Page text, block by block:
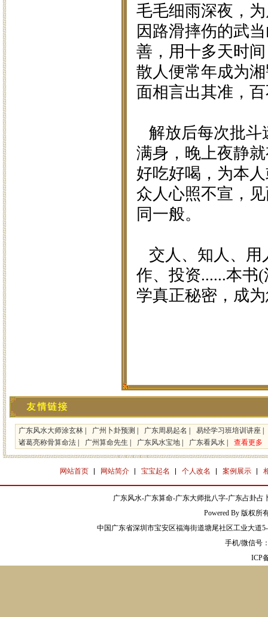
毛毛细雨深夜，
因路滑摔伤的武
善，用十多天时
散人便常年成为
面相言出其准，
解放后每次批斗
满身，晚上夜静
好吃好喝，为本
众人心照不宣，
同一般。
交人、知人、用
作、投资......本书(
学真正秘密，成
广东风水大师涂玄林 广州卜卦预测 广东周易起名 易经学习班培训讲座
诸葛亮称骨算命法
广州算命先生 广东风水宝地 广东看风水 查看更多
网站首页 网站简介 宝宝起名 个人改名 案例展示
广东风水-广东算命-广东大师批八字-广东占卦
Powered By 版权所
中国广东省深圳市宝安区福海街道塘尾社区工业大道
手机/微信号
ICP